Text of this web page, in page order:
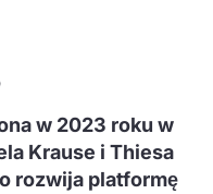
w 2023 roku w
Krause i Thiesa
rozwija platformę